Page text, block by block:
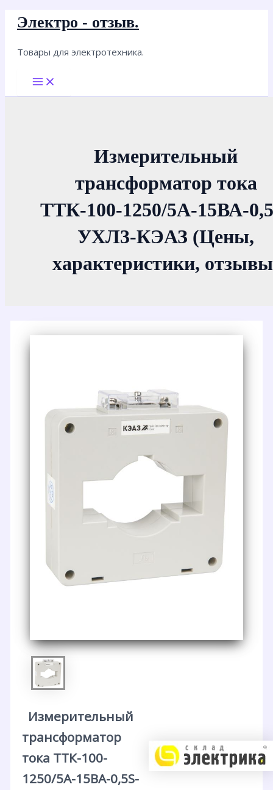
Перейти
содержимому
Электро - отзыв.
Товары для электротехника.
Main
Menu
Измерительный
трансформатор тока
ТТК-100-1250/5А-15ВА-
УХЛ3-КЭАЗ (Цены,
характеристики,
Измерительный
трансформатор
тока ТТК-100-
1250/5А-15ВА-0,5S-